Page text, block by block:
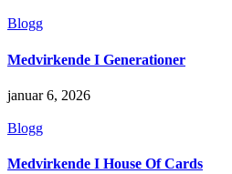
Blogg
Medvirkende I Generationer
januar 6, 2026
Blogg
Medvirkende I House Of Cards